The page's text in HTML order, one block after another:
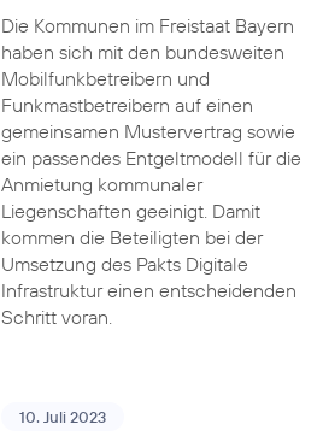
Die Kommunen im Freistaat Bayern
haben sich mit den bundesweiten
Mobilfunkbetreibern und
Funkmastbetreibern auf einen
gemeinsamen Mustervertrag sowie
ein passendes Entgeltmodell für die
Anmietung kommunaler
Liegenschaften geeinigt. Damit
kommen die Beteiligten bei der
Umsetzung des Pakts Digitale
Infrastruktur einen entscheidenden
Schritt voran.
10. Juli 2023